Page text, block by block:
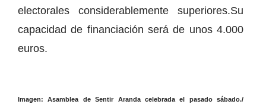
electorales considerablemente superiores.Su
capacidad de financiación será de unos 4.000
euros.
Imagen: Asamblea de Sentir Aranda celebrada el pasado sábado./